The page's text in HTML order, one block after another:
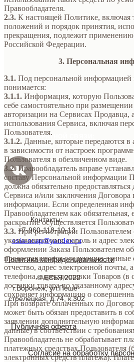
ФОРМА ОБРАТНОЙ СВЯЗИ:
ОБРАТНЫЙ ЗВОНОК
Контакты:
+7-960-118-10-13
esia-soap@yandex.ru
Политика конфиденциальности
© ЕСЬЯ 2022
г.Воронеж, ул.Пеше-
стрелецкая, д.74, к.302
Публичная оферта
Согласие на обработку
Правообладателя.
2.3. К настоящей Политике, включая
положений и порядок принятия,
прекращения, подлежит применению
Российской Федерации.
3. Персональная
3.1. Под персональной информацией
понимается:
3.1.1. Информация, которую
себе самостоятельно при
авторизации на Сервисах Продавца,
использования Сервиса, включая
Пользователя.
3.1.2. Данные, которые передаются в
в зависимости от настроек
Пользователя в обезличенном виде.
3.2.Правообладатель вправе
составу Персональной информации
должна обязательно
Сервиса и/или заключения Договора
информации. Если определенная
Правообладателем как обязательная,
раскрытие осуществляется
3.3. При регистрации Пользователем
указываются имя, пароль и адрес
оформлении Заказа Пользователем
предоставляются следующие данные
отчество, адрес электронной почты,
телефона, адрес доставки Товаров (в
доставки товара по указанному
сохраняет информацию о
При возврате оплаченных по
может быть обязан предоставить в
заявлении дополнительную
данные) в соответствии с
Правообладатель не обрабатывает
платежных средствах Пользователя
электронных средств платежа).